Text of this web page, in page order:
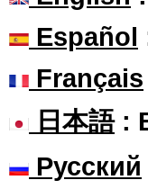
Español
Français
日本語:
Русский